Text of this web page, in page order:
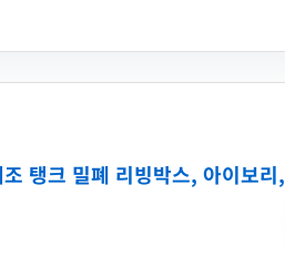
탱크 밀폐 리빙박스, 아이보리,